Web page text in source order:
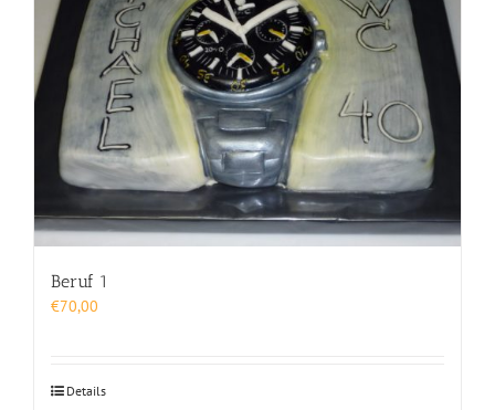
Beruf 1
€70,00
Details